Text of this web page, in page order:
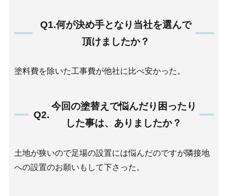
Q1.何が決め手となり当社を選んで
頂けましたか？
塗料費を除いた工事費が他社に比べ安かった。
Q2.
今回の塗替えで悩んだり困ったり
した事は、ありましたか？
土地が狭いので足場の設置には悩んだのですが隣接地
への設置のお願いもして下さった。